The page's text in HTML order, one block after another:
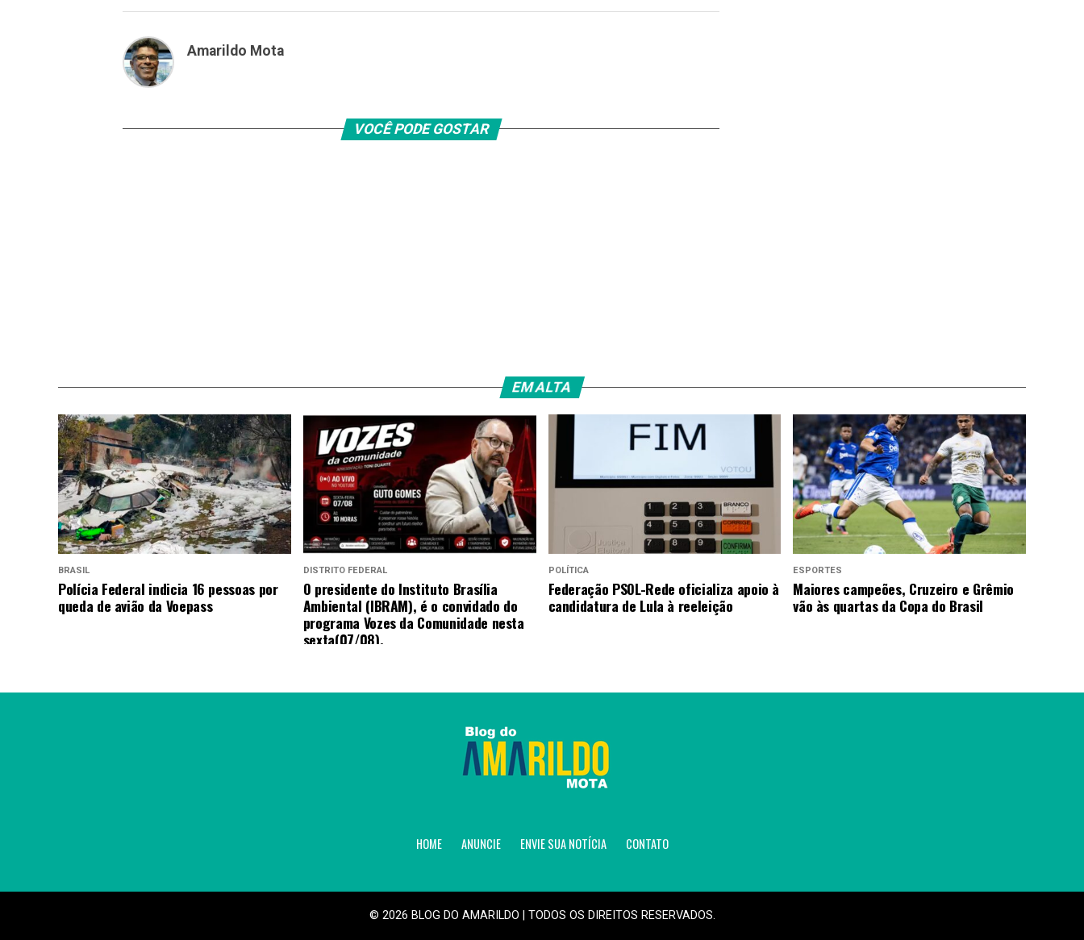
Amarildo Mota
VOCÊ PODE GOSTAR
EM ALTA
BRASIL
Polícia Federal indicia 16 pessoas por
queda de avião da Voepass
DISTRITO FEDERAL
O presidente do Instituto Brasília
Ambiental (IBRAM), é o convidado do
programa Vozes da Comunidade nesta
sexta(07/08).
POLÍTICA
Federação PSOL-Rede oficializa apoio à
candidatura de Lula à reeleição
ESPORTES
Maiores campeões, Cruzeiro e Grêmio
vão às quartas da Copa do Brasil
HOME ANUNCIE ENVIE SUA NOTÍCIA CONTATO
© 2026 BLOG DO AMARILDO | TODOS OS DIREITOS RESERVADOS.